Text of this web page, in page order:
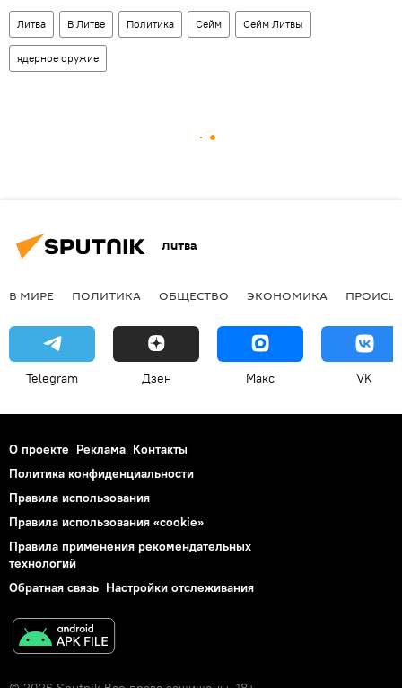
Литва В Литве Политика Сейм Сейм Литвы
ядерное оружие
Литва
В МИРЕ ПОЛИТИКА ОБЩЕСТВО ЭКОНОМИКА
Telegram Дзен Макс VK
О проекте Реклама Контакты
Политика конфиденциальности
Правила использования
Правила использования «cookie»
Правила применения рекомендательных
технологий
Обратная связь Настройки отслеживания